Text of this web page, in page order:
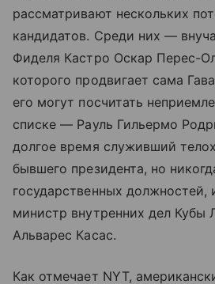
рассматривают нескольких
кандидатов. Среди них —
Фиделя Кастро Оскар Перес-
которого продвигает сама
его могут посчитать
списке — Рауль Гильермо
долгое время служивший
бывшего президента, но
государственных
министр внутренних дел Кубы
Альварес Касас.
Как отмечает NYT,